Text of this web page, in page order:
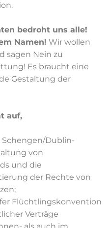
bedroht uns alle!
Namen! Wir wollen
sagen Nein zu
Es braucht eine
Gestaltung der
auf,
Dublin-
von
und die
der Rechte von
Flüchtlingskonvention
Verträge